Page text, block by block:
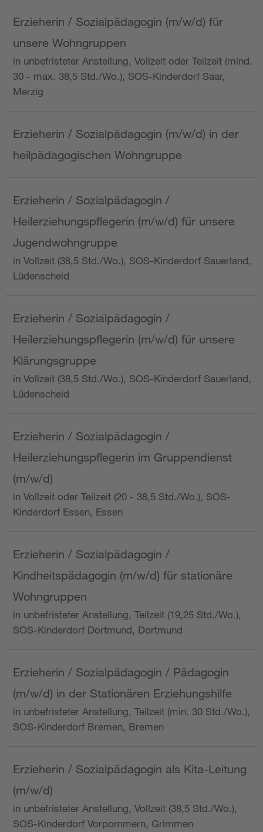
Erzieherin / Sozialpädagogin (m/w/d) für
unsere Wohngruppen
in unbefristeter Anstellung, Vollzeit oder Teilzeit (mind.
30 - max. 38,5 Std./Wo.), SOS-Kinderdorf Saar,
Merzig
Erzieherin / Sozialpädagogin (m/w/d) in der
heilpädagogischen Wohngruppe
Erzieherin / Sozialpädagogin /
Heilerziehungspflegerin (m/w/d) für unsere
Jugendwohngruppe
in Vollzeit (38,5 Std./Wo.), SOS-Kinderdorf Sauerland,
Lüdenscheid
Erzieherin / Sozialpädagogin /
Heilerziehungspflegerin (m/w/d) für unsere
Klärungsgruppe
in Vollzeit (38,5 Std./Wo.), SOS-Kinderdorf Sauerland,
Lüdenscheid
Erzieherin / Sozialpädagogin /
Heilerziehungspflegerin im Gruppendienst
(m/w/d)
in Vollzeit oder Teilzeit (20 - 38,5 Std./Wo.), SOS-
Kinderdorf Essen, Essen
Erzieherin / Sozialpädagogin /
Kindheitspädagogin (m/w/d) für stationäre
Wohngruppen
in unbefristeter Anstellung, Teilzeit (19,25 Std./Wo.),
SOS-Kinderdorf Dortmund, Dortmund
Erzieherin / Sozialpädagogin / Pädagogin
(m/w/d) in der Stationären Erziehungshilfe
in unbefristeter Anstellung, Teilzeit (min. 30 Std./Wo.),
SOS-Kinderdorf Bremen, Bremen
Erzieherin / Sozialpädagogin als Kita-Leitung
(m/w/d)
in unbefristeter Anstellung, Vollzeit (38,5 Std./Wo.),
SOS-Kinderdorf Vorpommern, Grimmen